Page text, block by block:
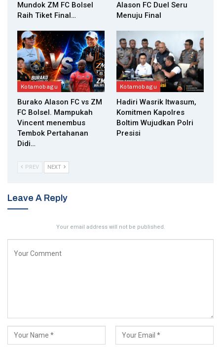
Mundok ZM FC Bolsel
Raih Tiket Final…
Alason FC Duel Seru
Menuju Final
Kotamobagu
Burako Alason FC vs ZM
FC Bolsel. Mampukah
Vincent menembus
Tembok Pertahanan
Didi…
Kotamobagu
Hadiri Wasrik Itwasum,
Komitmen Kapolres
Boltim Wujudkan Polri
Presisi
PREV NEXT
Leave A Reply
Your email address will not be published.